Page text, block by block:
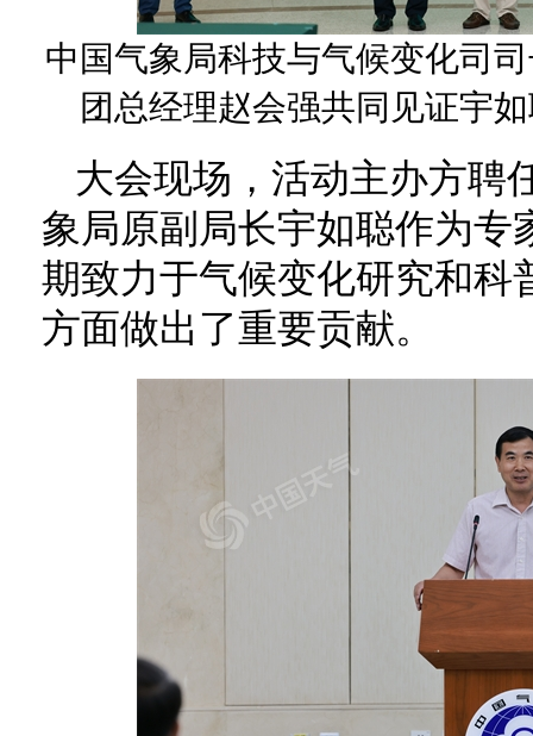
中国气象局科技与气候变化司
团总经理赵会强共同见证宇
大会现场，活动主办方聘
象局原副局长宇如聪作为专
期致力于气候变化研究和科
方面做出了重要贡献。